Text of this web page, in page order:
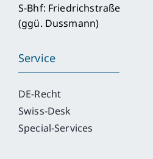
S-Bhf: Friedrichstraße
(ggü. Dussmann)
Service
DE-Recht
Swiss-Desk
Special-Services